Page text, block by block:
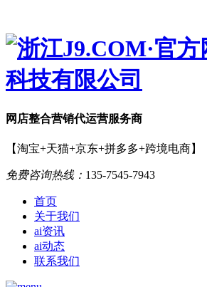
网店整合营销代运营服务商
【淘宝+天猫+京东+拼多多+跨境电商】
免费咨询热线： 135-7545-7943
首页
关于我们
ai资讯
ai动态
联系我们